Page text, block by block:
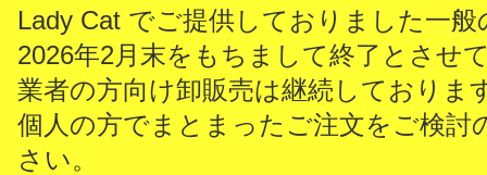
Lady Cat でご提供しておりました一
2026年2月末をもちまして終了とさせ
業者の方向け卸販売は継続しておりま
個人の方でまとまったご注文をご検討
さい。